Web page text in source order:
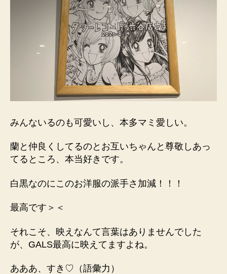
みんないるのも可愛いし、本多マミ愛しい。
蘭と仲良くしてるのとお互いちゃんと尊敬しあっ
てるところ、本当好きです。
白黒なのにこのお洋服の派手さ加減！！！
最高です＞＜
それこそ、映えなんて言葉はありませんでした
が、GALS最高に映えてますよね。
あああ、すき♡（語彙力）